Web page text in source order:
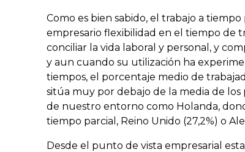
Como es bien sabido, el trabajo a
empresario flexibilidad en el tiempo de
conciliar la vida laboral y personal, y
y aun cuando su utilización ha
tiempos, el porcentaje medio de
sitúa muy por debajo de la media de los
de nuestro entorno como Holanda,
tiempo parcial, Reino Unido (27,2%) o
Desde el punto de vista empresarial